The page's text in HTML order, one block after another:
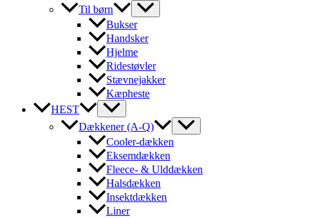
Til børn
Bukser
Handsker
Hjelme
Ridestøvler
Stævnejakker
Kæpheste
HEST
Dækkener (A-Q)
Cooler-dækken
Eksemdækken
Fleece- & Ulddækken
Halsdækken
Insektdækken
Liner